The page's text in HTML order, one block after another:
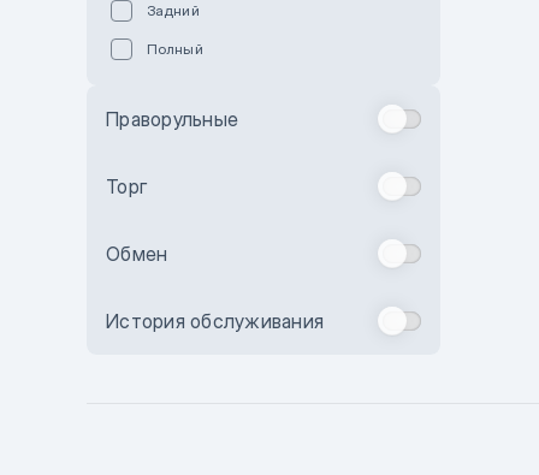
Бежевый
Комбинированный
Задний
Полный
Праворульные
Торг
Обмен
История обслуживания